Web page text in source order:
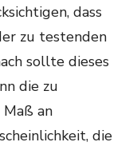
dass
zu testenden
sollte dieses
die zu
an
die